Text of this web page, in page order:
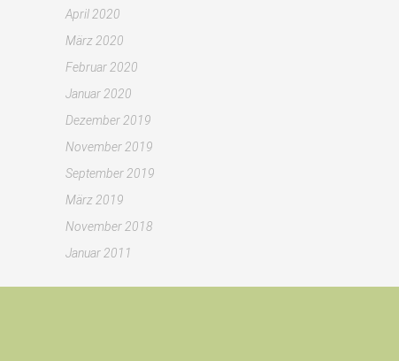
April 2020
März 2020
Februar 2020
Januar 2020
Dezember 2019
November 2019
September 2019
März 2019
November 2018
Januar 2011